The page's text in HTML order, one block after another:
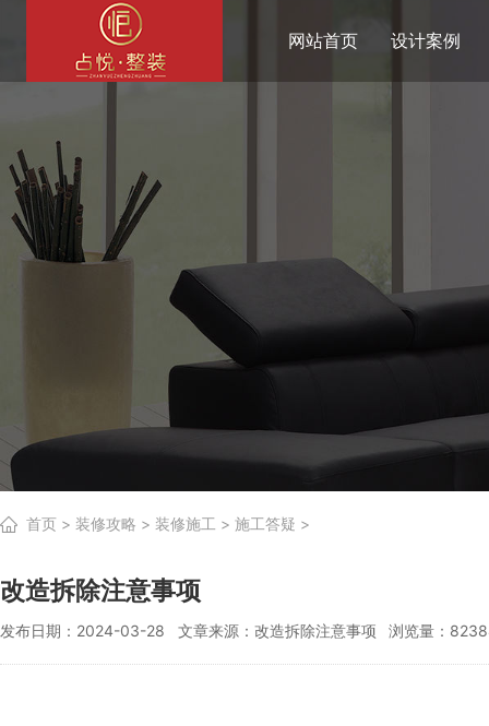
网站首页 设计案例
首页 > 装修攻略 > 装修施工 > 施工答疑 >
改造拆除注意事项
发布日期：2024-03-28 文章来源：改造拆除注意事项 浏览量：